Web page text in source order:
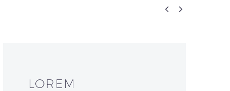
 
LOREM